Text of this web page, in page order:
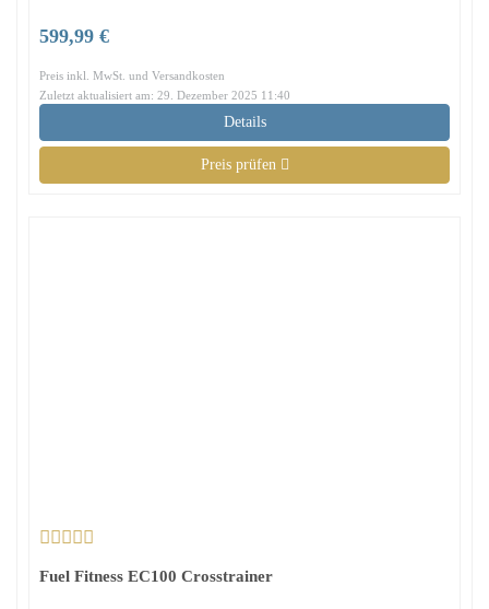
599,99 €
Preis inkl. MwSt. und Versandkosten
Zuletzt aktualisiert am: 29. Dezember 2025 11:40
Details
Preis prüfen
Fuel Fitness EC100 Crosstrainer